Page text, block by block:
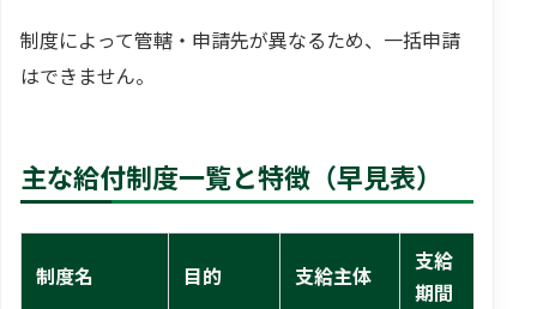
制度によって管轄・申請先が異なるため、一括申請
はできません。
主な給付制度一覧と特徴（早見表）
制度名 目的 支給主体
支給
期間